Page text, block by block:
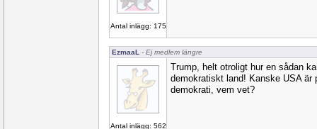
Antal inlägg: 175
EzmaaL - Ej medlem längre
Antal inlägg: 562
Trump, helt otroligt hur en sådan
demokratiskt land! Kanske USA är
demokrati, vem vet?